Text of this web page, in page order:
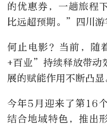
的优惠券，一趟旅程
比远超预期。”四川游
何止电影？当前，
+百业”持续释放带动
展的赋能作用不断凸显
今年5月迎来了第16
结合地域特色，推出